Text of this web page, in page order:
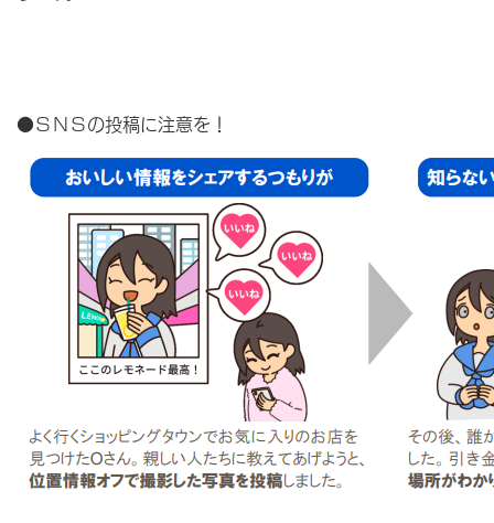
●ＳＮＳの投稿に注意を！